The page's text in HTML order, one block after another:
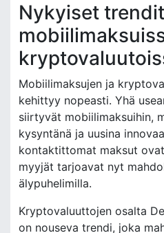
Nykyiset trendit
Mobiilimaksujen ja
kehittyy nopeasti. Yhä
siirtyvät mobiilimaksuihin,
kysyntänä ja uusina
kontaktittomat maksut
myyjät tarjoavat nyt
älypuhelimilla.
Kryptovaluuttojen osalta
on nouseva trendi, joka